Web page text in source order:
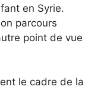
en Syrie.
parcours
point de vue
le cadre de la